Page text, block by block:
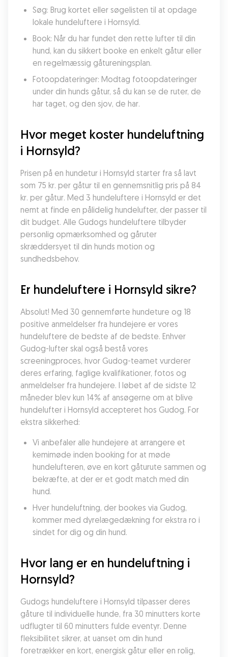
Søg: Brug kortet eller søgelisten til at opdage
lokale hundeluftere i Hornsyld.
Book: Når du har fundet den rette lufter til din
hund, kan du sikkert booke en enkelt gåtur eller
en regelmæssig gåtureningsplan.
Fotoopdateringer: Modtag fotoopdateringer
under din hunds gåtur, så du kan se de ruter, de
har taget, og den sjov, de har.
Hvor meget koster hundeluftning
i Hornsyld?
Prisen på en hundetur i Hornsyld starter fra så lavt
som 75 kr. per gåtur til en gennemsnitlig pris på 84
kr. per gåtur. Med 3 hundeluftere i Hornsyld er det
nemt at finde en pålidelig hundelufter, der passer til
dit budget. Alle Gudogs hundeluftere tilbyder
personlig opmærksomhed og gåruter
skræddersyet til din hunds motion og
sundhedsbehov.
Er hundeluftere i Hornsyld sikre?
Absolut! Med 30 gennemførte hundeture og 18
positive anmeldelser fra hundejere er vores
hundeluftere de bedste af de bedste. Enhver
Gudog-lufter skal også bestå vores
screeningproces, hvor Gudog-teamet vurderer
deres erfaring, faglige kvalifikationer, fotos og
anmeldelser fra hundejere. I løbet af de sidste 12
måneder blev kun 14% af ansøgerne om at blive
hundelufter i Hornsyld accepteret hos Gudog. For
ekstra sikkerhed:
Vi anbefaler alle hundejere at arrangere et
kemimøde inden booking for at møde
hundelufteren, øve en kort gåturute sammen og
bekræfte, at der er et godt match med din
hund.
Hver hundeluftning, der bookes via Gudog,
kommer med dyrelægedækning for ekstra ro i
sindet for dig og din hund.
Hvor lang er en hundeluftning i
Hornsyld?
Gudogs hundeluftere i Hornsyld tilpasser deres
gåture til individuelle hunde, fra 30 minutters korte
udflugter til 60 minutters fulde eventyr. Denne
fleksibilitet sikrer, at uanset om din hund
foretrækker en kort, energisk gåtur eller en rolig,